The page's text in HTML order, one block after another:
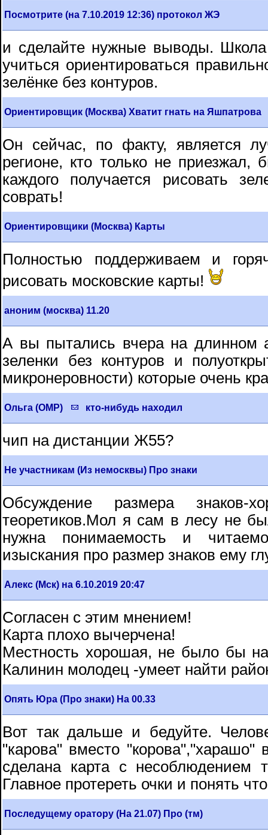
Посмотрите (на 7.10.2019 12:36) протокол ЖЭ
и сделайте нужные выводы.
учиться ориентироваться
зелёнке без контуров.
Ориентировщик (Москва) Хватит гнать на Яшпатрова
Он сейчас, по факту, является
регионе, кто только не
каждого получается рисовать
соврать!
Ориентировщики (Москва) Карты
Полностью поддерживаем и
рисовать московские карты!
аноним (москва) 11.20
А вы пытались вчера на длинном
зеленки без контуров и
микронеровности) которые очень
Ольга (ОМР) кто-нибудь находил
чип на дистанции Ж55?
Не участникам (Из немосквы) Про знаки
Обсуждение размера знаков-
теоретиков.Мол я сам в лесу не
нужна понимаемость и
изыскания про размер знаков ему
Алекс (Мск) на 6.10.2019 20:47
Согласен с этим мнением!
Карта плохо вычерчена!
Местность хорошая, не было бы
Калинин молодец -умеет найти
Опять Юра (Про знаки) На 00.33
Вот так дальше и бедуйте.
"карова" вместо
сделана карта с несоблюдением
Главное протереть очки и понять
Последущему оратору (На 21.07) Про (тм)